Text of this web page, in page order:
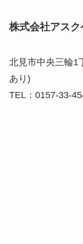
株式会社アス
北見市中央三輪1
あり)
TEL：0157-33-